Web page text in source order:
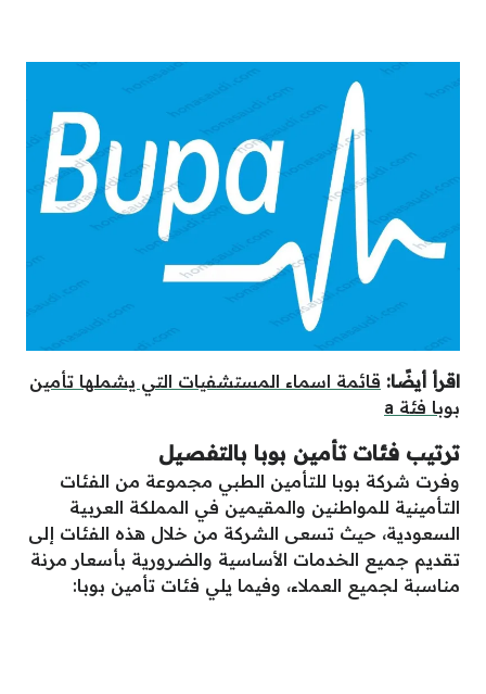
اقرأ أيضًا: قائمة اسماء المستشفيات التي يشملها تأمين
بوبا فئة a
ترتيب فئات تأمين بوبا بالتفصيل
وفرت شركة بوبا للتأمين الطبي مجموعة من الفئات
التأمينية للمواطنين والمقيمين في المملكة العربية
السعودية، حيث تسعى الشركة من خلال هذه الفئات إلى
تقديم جميع الخدمات الأساسية والضرورية بأسعار مرنة
مناسبة لجميع العملاء، وفيما يلي فئات تأمين بوبا: